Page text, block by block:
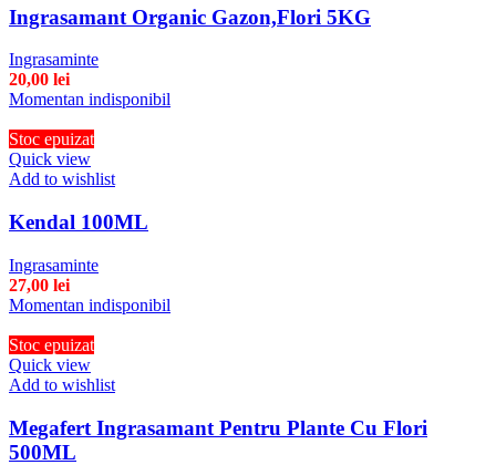
Ingrasamant Organic Gazon,Flori 5KG
Ingrasaminte
20,00 lei
Momentan indisponibil
Stoc epuizat
Quick view
Add to wishlist
Kendal 100ML
Ingrasaminte
27,00 lei
Momentan indisponibil
Stoc epuizat
Quick view
Add to wishlist
Megafert Ingrasamant Pentru Plante Cu Flori
500ML